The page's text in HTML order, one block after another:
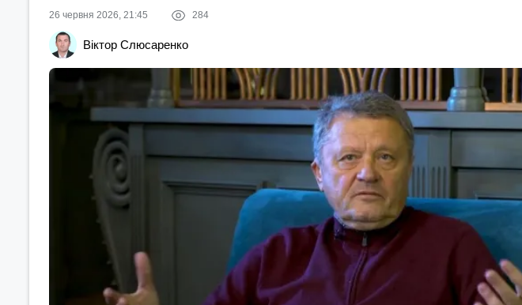
26 червня 2026, 21:45 284
Віктор Слюсаренко